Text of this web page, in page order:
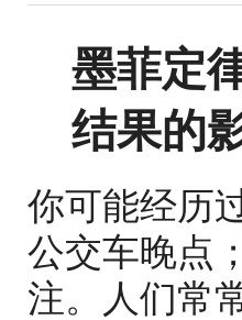
墨菲定
结果的
你可能经历
公交车晚点
注。人们常